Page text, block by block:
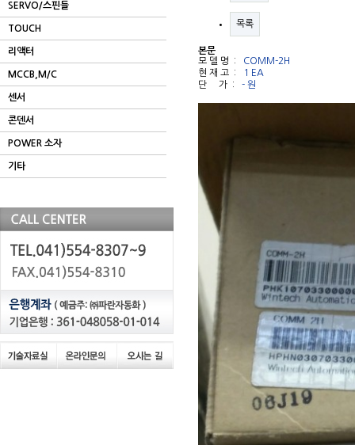
SERVO/스핀들
TOUCH
리액터
MCCB,M/C
센서
콘덴서
POWER 소자
기타
목록
본문
모 델 명 : COMM-2H
현 재 고 :
1 EA
단 가 : - 원